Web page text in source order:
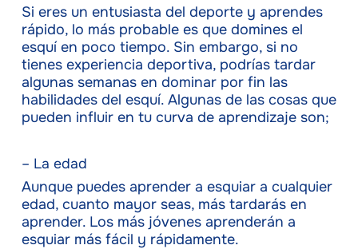
Si eres un entusiasta del deporte y aprendes
rápido, lo más probable es que domines el
esquí en poco tiempo. Sin embargo, si no
tienes experiencia deportiva, podrías tardar
algunas semanas en dominar por fin las
habilidades del esquí. Algunas de las cosas que
pueden influir en tu curva de aprendizaje son;
– La edad
Aunque puedes aprender a esquiar a cualquier
edad, cuanto mayor seas, más tardarás en
aprender. Los más jóvenes aprenderán a
esquiar más fácil y rápidamente.